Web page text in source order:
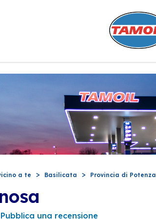
a te Basilicata Provincia di Potenza
Pubblica una recensione